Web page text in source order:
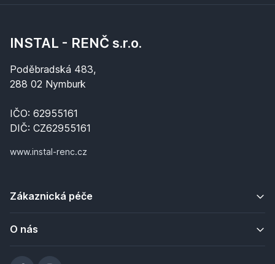
INSTAL - RENČ s.r.o.
Poděbradská 483,
288 02 Nymburk
IČO: 62955161
DIČ: CZ62955161
www.instal-renc.cz
Zákaznická péče
O nás